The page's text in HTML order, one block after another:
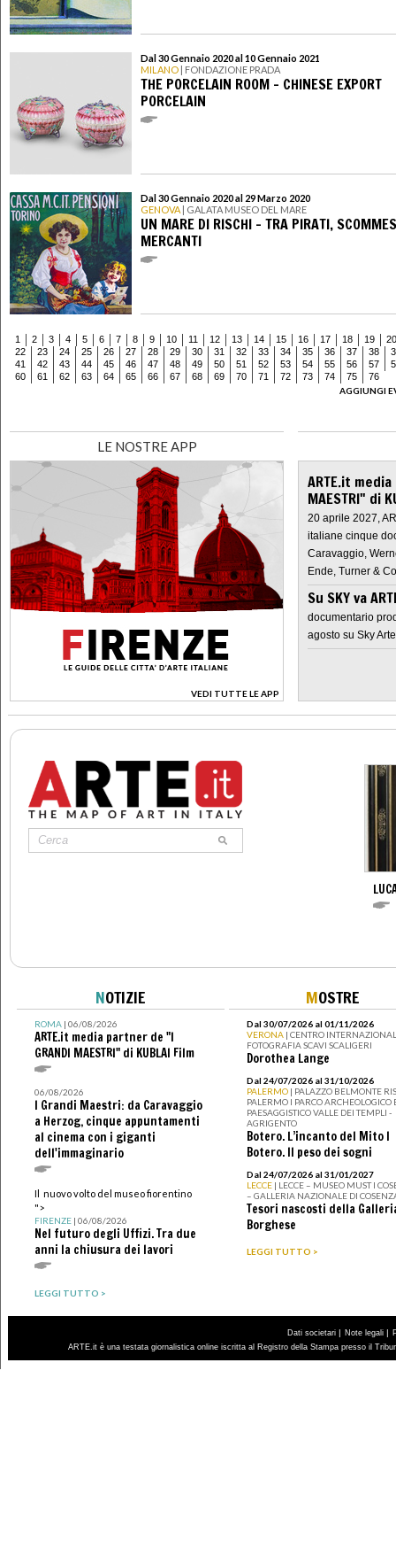
Dal 30 Gennaio 2020 al 10 Gennaio 2021
MILANO | FONDAZIONE PRADA
THE PORCELAIN ROOM – CHINESE EXPORT
PORCELAIN
Dal 30 Gennaio 2020 al 29 Marzo 2020
GENOVA | GALATA MUSEO DEL MARE
UN MARE DI RISCHI - TRA PIRATI,
MERCANTI
1 2 3 4 5 6 7 8 9 10 11 12 13 14 15 16 17 18 19
20
22
23 24 25 26 27 28 29 30 31 32 33 34 35 36 37 38
41
42 43 44 45 46 47 48 49 50 51 52 53 54 55 56 57
60
61 62 63 64 65 66 67 68 69 70 71 72 73 74 75
76
AGGIUNGI
LE NOSTRE APP
VEDI TUTTE LE APP
>
ARTE.it
MAESTRI" di
20 aprile 2027,
italiane cinque
Caravaggio,
Ende, Turner &
Su SKY va
documentario
agosto su Sky Arte
NOTIZIE
ROMA| 06/08/2026
ARTE.it media partner de "I
GRANDI MAESTRI" di KUBLAI Film
06/08/2026
I Grandi Maestri: da Caravaggio
a Herzog, cinque appuntamenti
al cinema con i giganti
dell'immaginario
Il nuovo volto del museo fiorentino
">
FIRENZE| 06/08/2026
Nel futuro degli Uffizi. Tra due
anni la chiusura dei lavori
LEGGI TUTTO >
MOSTRE
Dal 30/07/2026 al 01/11/2026
VERONA | CENTRO
FOTOGRAFIA SCAVI SCALIGERI
Dorothea Lange
Dal 24/07/2026 al 31/10/2026
PALERMO | PALAZZO BELMONTE
PALERMO I PARCO ARCHEOLOGICO
PAESAGGISTICO VALLE DEI TEMPLI -
AGRIGENTO
Botero. L’incanto del Mito I
Botero. Il peso dei sogni
Dal 24/07/2026 al 31/01/2027
LECCE | LECCE – MUSEO MUST I
– GALLERIA NAZIONALE DI
Tesori nascosti della
Borghese
LEGGI TUTTO >
Dati societari | Note legali |
ARTE.it è una testata giornalistica online iscritta al Registro della Stampa presso il